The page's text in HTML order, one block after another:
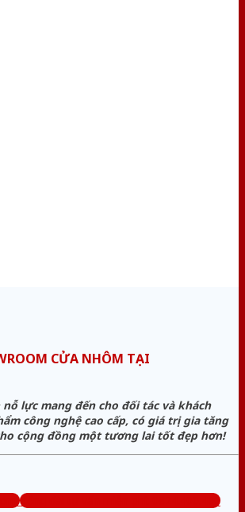
CỬA NHÔM TẠI
nỗ lực mang đến cho đối tác và khách
công nghệ cao cấp, có giá trị gia tăng
cộng đồng một tương lai tốt đẹp hơn!
Tổng đài tư vấn miễn phí: 0824.400.400